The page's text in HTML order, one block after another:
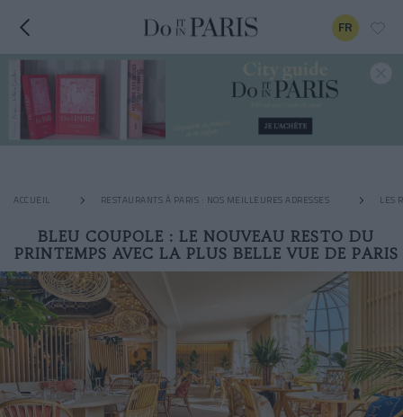
FR
ACCUEIL RESTAURANTS À PARIS : NOS MEILLEURES ADRESSES LES
BLEU COUPOLE : LE NOUVEAU RESTO DU
PRINTEMPS AVEC LA PLUS BELLE VUE DE PARIS